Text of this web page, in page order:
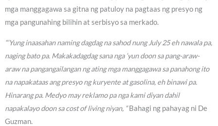
mga manggagawa sa gitna ng patuloy na pagtaas ng presyo ng
mga pangunahing bilihin at serbisyo sa merkado.
“‘Yung inaasahan naming dagdag na sahod nung July 25 eh nawala pa,
naging bato pa. Makakadagdag sana nga ‘yun doon sa pang-araw-
araw na pangangailangan ng ating mga manggagawa sa panahong ito
na napakataas ang presyo ng kuryente at gasolina, eh binawi pa.
Hinarang pa. Medyo may reklamo pa nga kami diyan dahil
napakalayo doon sa cost of living niyan, “Bahagi ng pahayag ni De
Guzman.